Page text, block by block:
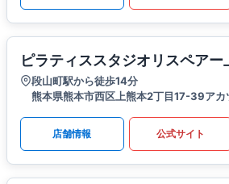
ピラティススタジオリスペアー
段山町駅から徒歩14分
熊本県熊本市西区上熊本2丁目17-39アカ
店舗情報 公式サイト